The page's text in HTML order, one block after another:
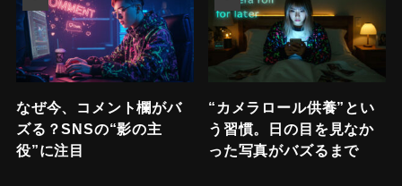
なぜ今、コメント欄がバ
ズる？SNSの“影の主
役”に注目
“カメラロール供養”とい
う習慣。日の目を見なか
った写真がバズるまで